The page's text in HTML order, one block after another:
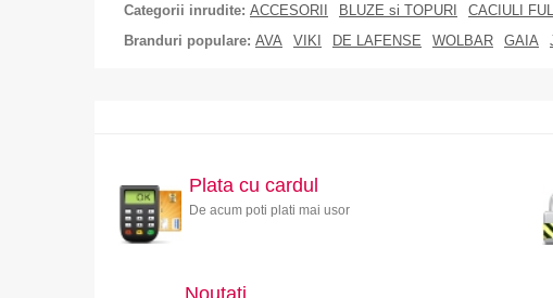
Categorii inrudite: ACCESORII BLUZE si TOPURI CACIULI
Branduri populare: AVA VIKI DE LAFENSE WOLBAR GAIA
Plata cu cardul
De acum poti plati mai usor
Noutati